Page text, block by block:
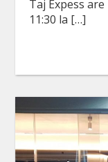
Taj Expess
11:30 la […]